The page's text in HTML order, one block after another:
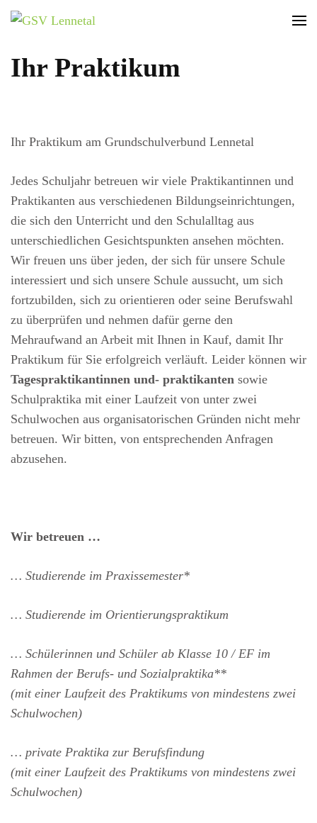
Ihr Praktikum
Ihr Praktikum am Grundschulverbund Lennetal
Jedes Schuljahr betreuen wir viele Praktikantinnen und
Praktikanten aus verschiedenen Bildungseinrichtungen,
die sich den Unterricht und den Schulalltag aus
unterschiedlichen Gesichtspunkten ansehen möchten.
Wir freuen uns über jeden, der sich für unsere Schule
interessiert und sich unsere Schule aussucht, um sich
fortzubilden, sich zu orientieren oder seine Berufswahl
zu überprüfen und nehmen dafür gerne den
Mehraufwand an Arbeit mit Ihnen in Kauf, damit Ihr
Praktikum für Sie erfolgreich verläuft. Leider können wir
Tagespraktikantinnen und- praktikanten sowie
Schulpraktika mit einer Laufzeit von unter zwei
Schulwochen aus organisatorischen Gründen nicht mehr
betreuen. Wir bitten, von entsprechenden Anfragen
abzusehen.
Wir betreuen …
… Studierende im Praxissemester*
… Studierende im Orientierungspraktikum
… Schülerinnen und Schüler ab Klasse 10 / EF im
Rahmen der Berufs- und Sozialpraktika**
(mit einer Laufzeit des Praktikums von mindestens zwei
Schulwochen)
… private Praktika zur Berufsfindung
(mit einer Laufzeit des Praktikums von mindestens zwei
Schulwochen)